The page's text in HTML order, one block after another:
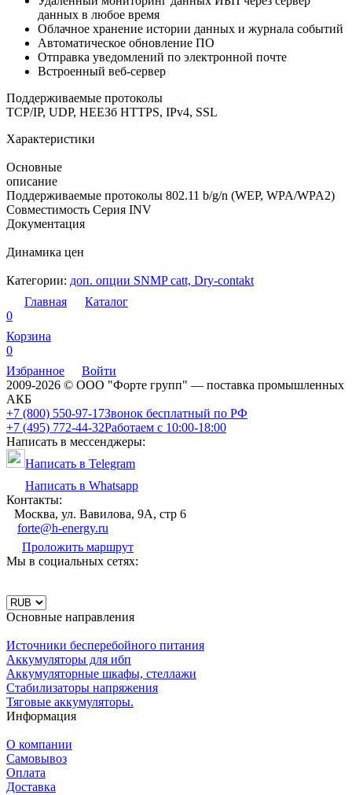
данных в любое время
Облачное хранение истории данных и журнала событий
Автоматическое обновление ПО
Отправка уведомлений по электронной почте
Встроенный веб-сервер
Поддерживаемые протоколы
TCP/IP, UDP, НЕЕЗб HTTPS, IPv4, SSL
Характеристики
Основные
описание
Поддерживаемые протоколы 802.11 b/g/n (WEP, WPA/WPA2)
Совместимость Серия INV
Документация
Динамика цен
Категории: доп. опции SNMP catt, Dry-contakt
Главная
Каталог
0
Корзина
0
Избранное
Войти
2009-2026 © ООО "Форте групп" — поставка промышленных
АКБ
+7 (800) 550-97-17Звонок бесплатный по РФ
+7 (495) 772-44-32Работаем с 10:00-18:00
Написать в мессенджеры:
Написать в Telegram
Написать в Whatsapp
Контакты:
Москва, ул. Вавилова, 9А, стр 6
forte@h-energy.ru
Проложить маршрут
Мы в социальных сетях:
Основные направления
Источники бесперебойного питания
Аккумуляторы для ибп
Аккумуляторные шкафы, стеллажи
Стабилизаторы напряжения
Тяговые аккумуляторы.
Информация
О компании
Самовывоз
Оплата
Доставка